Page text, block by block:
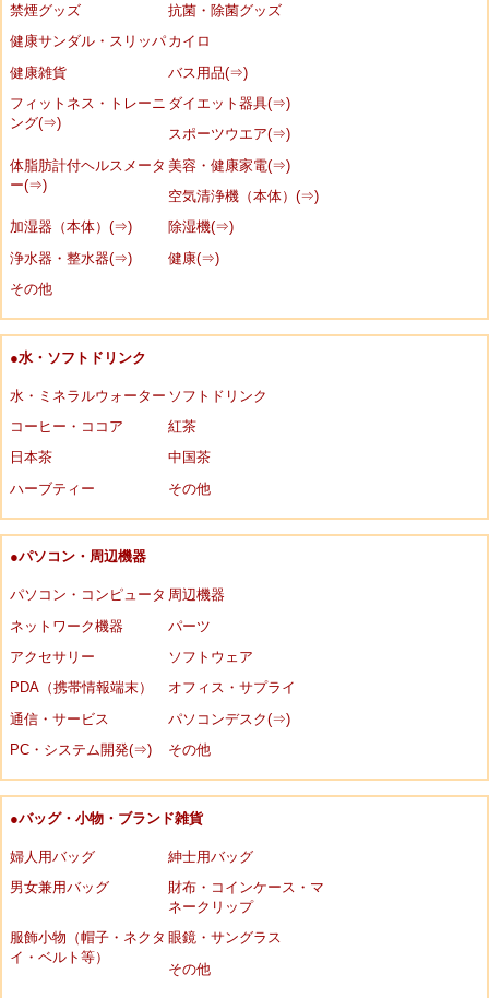
禁煙グッズ
抗菌・除菌グッズ
健康サンダル・スリッパ カイロ
健康雑貨
バス用品(⇒)
フィットネス・トレーニ
ング(⇒)
ダイエット器具(⇒)
スポーツウエア(⇒)
体脂肪計付ヘルスメータ
ー(⇒)
美容・健康家電(⇒)
空気清浄機（本体）(⇒)
加湿器（本体）(⇒)
除湿機(⇒)
浄水器・整水器(⇒)
健康(⇒)
その他
●水・ソフトドリンク
水・ミネラルウォーター ソフトドリンク
コーヒー・ココア
紅茶
日本茶
中国茶
ハーブティー
その他
●パソコン・周辺機器
パソコン・コンピュータ 周辺機器
ネットワーク機器
パーツ
アクセサリー
ソフトウェア
PDA（携帯情報端末）
オフィス・サプライ
通信・サービス
パソコンデスク(⇒)
PC・システム開発(⇒)
その他
●バッグ・小物・ブランド雑貨
婦人用バッグ
紳士用バッグ
男女兼用バッグ
財布・コインケース・マ
ネークリップ
服飾小物（帽子・ネクタ
イ・ベルト等）
眼鏡・サングラス
その他